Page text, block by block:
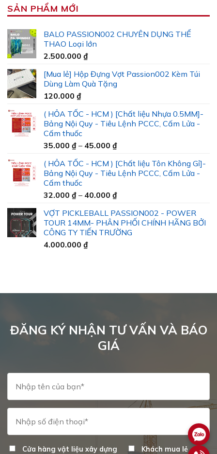
SẢN PHẨM MỚI
BALO PASSION002 CHUYÊN DỤNG THỂ
THAO Loại lớn
2.500.000 ₫
[Mua lẻ] Hộp Đựng Vợt Passion002 Kèm Túi
Dùng Làm Quà Tặng
120.000 ₫
( HỎA TỐC - HCM ) [Chất liệu Nhựa 0.5MM]-
Bảng Nội Quy - Tiêu Lệnh PCCC, Cấm Lửa -
Cấm thuốc
35.000 ₫ – 45.000 ₫Khoảng
từ
35.000 ₫
45.000 ₫
( HỎA TỐC - HCM ) [Chất liệu Tôn Không Gỉ]-
Bảng Nội Quy - Tiêu Lệnh PCCC, Cấm Lửa -
Cấm thuốc
32.000 ₫ – 40.000 ₫Khoảng
từ
32.000 ₫
đến
VỢT PICKLEBALL PASSION002 - POWER
TOUR 14MM- PHÂN PHỐI CHÍNH HÃNG BỞI
CÔNG TY TIẾN TRƯỜNG
4.000.000 ₫
ĐĂNG KÝ NHẬN TƯ VẤN VÀ BÁO
GIÁ
Cửa hàng vật liệu xây dựng Khách mua lẻ